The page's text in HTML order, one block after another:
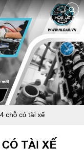
chỗ có tài xế
TÀI XẾ